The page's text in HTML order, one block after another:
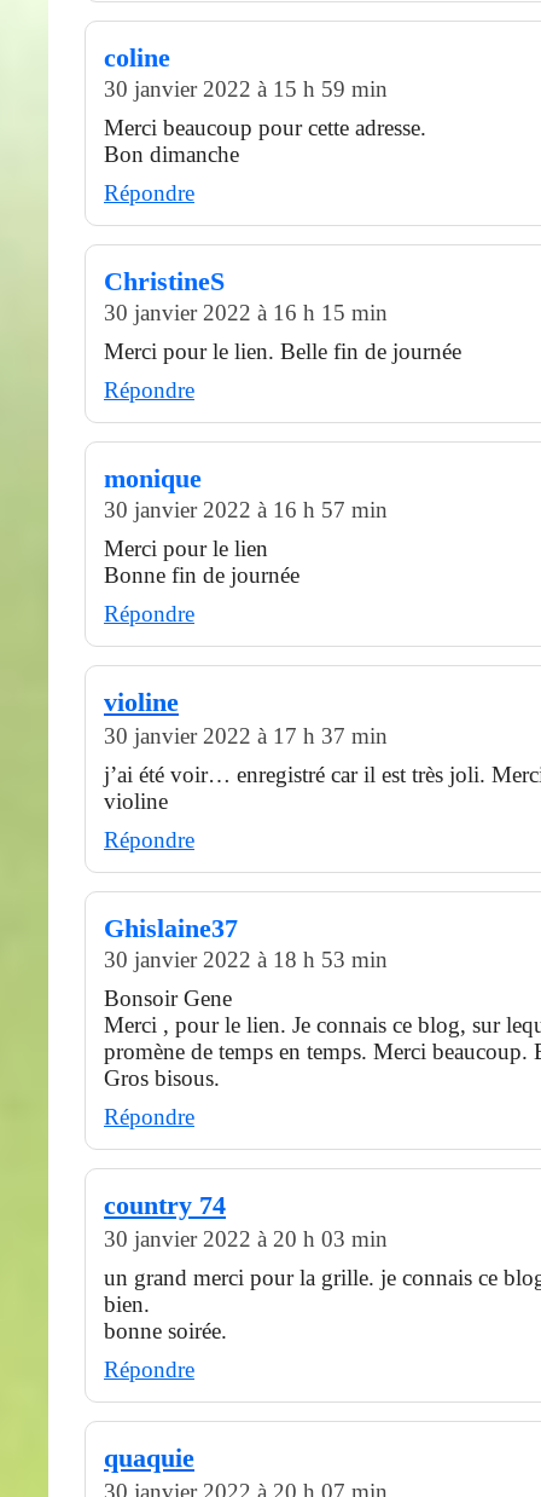
coline
30 janvier 2022 à 15 h 59 min
Merci beaucoup pour cette adresse.
Bon dimanche
Répondre
ChristineS
30 janvier 2022 à 16 h 15 min
Merci pour le lien. Belle fin de journée
Répondre
monique
30 janvier 2022 à 16 h 57 min
Merci pour le lien
Bonne fin de journée
Répondre
violine
30 janvier 2022 à 17 h 37 min
j’ai été voir… enregistré car il est très joli.
violine
Répondre
Ghislaine37
30 janvier 2022 à 18 h 53 min
Bonsoir Gene
Merci , pour le lien. Je connais ce blog, sur
promène de temps en temps. Merci beaucoup.
Gros bisous.
Répondre
country 74
30 janvier 2022 à 20 h 03 min
un grand merci pour la grille. je connais ce
bien.
bonne soirée.
Répondre
quaquie
30 janvier 2022 à 20 h 07 min